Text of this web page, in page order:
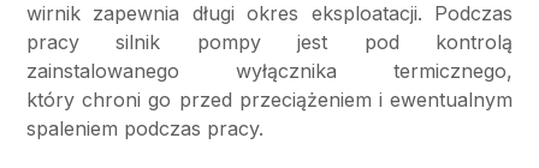
wirnik zapewnia długi okres eksploatacji. Podczas
pracy silnik pompy jest pod kontrolą
zainstalowanego wyłącznika termicznego,
który chroni go przed przeciążeniem i ewentualnym
spaleniem podczas pracy.